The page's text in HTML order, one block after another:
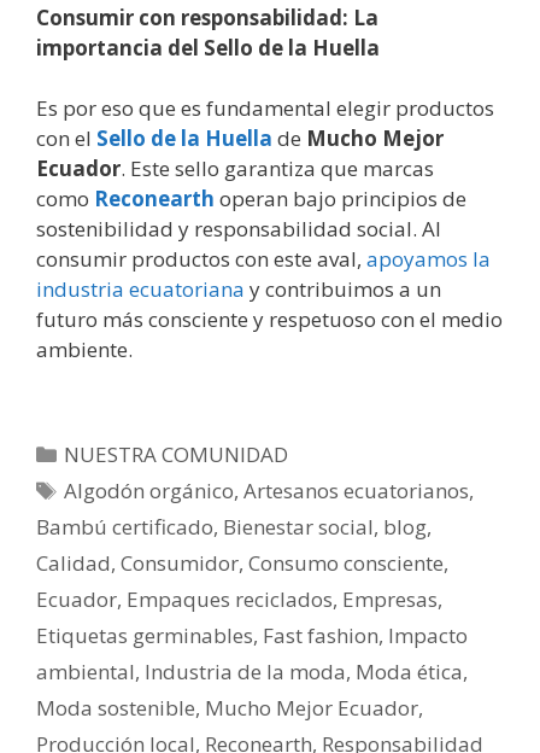
Consumir con responsabilidad: La
importancia del Sello de la Huella
Es por eso que es fundamental elegir productos
con el Sello de la Huella de Mucho Mejor
Ecuador. Este sello garantiza que marcas
como Reconearth operan bajo principios de
sostenibilidad y responsabilidad social. Al
consumir productos con este aval, apoyamos la
industria ecuatoriana y contribuimos a un
futuro más consciente y respetuoso con el medio
ambiente.
NUESTRA COMUNIDAD
Algodón orgánico,Artesanos ecuatorianos,
Bambú certificado, Bienestar social, blog,
Calidad, Consumidor, Consumo consciente,
Ecuador, Empaques reciclados, Empresas,
Etiquetas germinables, Fast fashion, Impacto
ambiental, Industria de la moda, Moda ética,
Moda sostenible, Mucho Mejor Ecuador,
Producción local, Reconearth, Responsabilidad